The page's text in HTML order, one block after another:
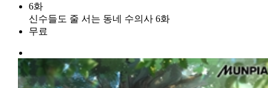
6화
신수들도 줄 서는 동네 수의사 6화
무료